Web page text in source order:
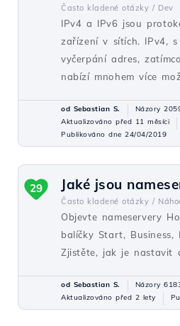
Často kladené otázky / Dev
IPv4 a IPv6 jsou
zařízení v sítích. IPv4,
vyčerpání adres,
nabízí mnohem více
od Sebastian S.
Názory
Aktualizováno před 11 měsíci
Publikováno dne 24/04/2019
Jaké jsou
Často kladené otázky /
Objevte nameservery
balíčky Start, Business,
Zjistěte, jak je nastavit
29
od Sebastian S.
Názory
Aktualizováno před 2 lety